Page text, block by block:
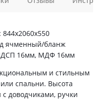
ячменный/бланж
16мм, МДФ 16мм
и стильным
спальни. Высота
доводчиками, ручки